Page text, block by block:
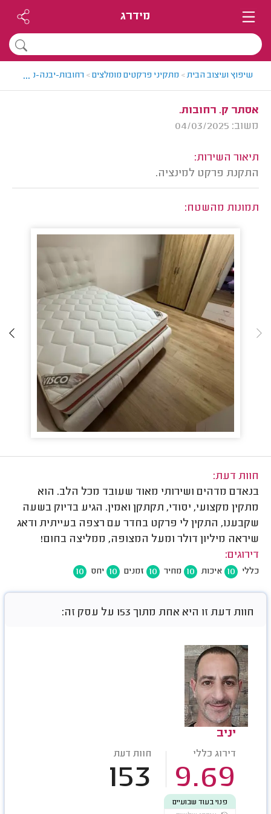
מידרג
שיפוץ ועיצוב הבית> מתקיני פרקטים מומלצים> רחובות-יבנה-נס ציונה
...
אסתר ק. רחובות.
משוב: 04/03/2025
תיאור השירות:
התקנת פרקט למינציה.
תמונות מהשטח:
חוות דעת:
בנאדם מדהים ושירותי מאוד שעובד מכל הלב. הוא
מתקין מקצועי, יסודי, תקתקן ואמין. הגיע בדיוק בשעה
שקבענו, התקין לי פרקט בחדר עם רצפה בעייתית ודאג
שיראה מיליון דולר ומעל המצופה, ממליצה בחום!
דירוגים:
כללי 10 איכות 10 מחיר 10 זמנים 10 יחס 10
חוות דעת זו היא אחת מתוך 153 על עסק זה:
יניב
דירוג כללי
9.69
חוות דעת
153
פנוי בעוד שבועיים